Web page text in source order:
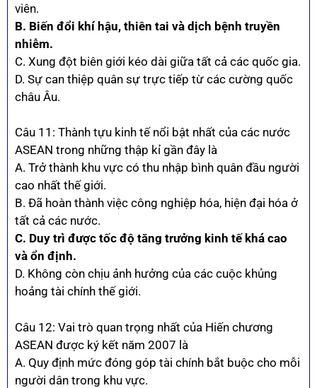
viên.
B. Biến đổi khí hậu, thiên tai và dịch bệnh truyền
nhiễm.
C. Xung đột biên giới kéo dài giữa tất cả các quốc gia.
D. Sự can thiệp quân sự trực tiếp từ các cường quốc
châu Âu.
Câu 11: Thành tựu kinh tế nổi bật nhất của các nước
ASEAN trong những thập kỉ gần đây là
A. Trở thành khu vực có thu nhập bình quân đầu người
cao nhất thế giới.
B. Đã hoàn thành việc công nghiệp hóa, hiện đại hóa ở
tất cả các nước.
C. Duy trì được tốc độ tăng trưởng kinh tế khá cao
và ổn định.
D. Không còn chịu ảnh hưởng của các cuộc khủng
hoảng tài chính thế giới.
Câu 12: Vai trò quan trọng nhất của Hiến chương
ASEAN được ký kết năm 2007 là
A. Quy định mức đóng góp tài chính bắt buộc cho mỗi
người dân trong khu vực.